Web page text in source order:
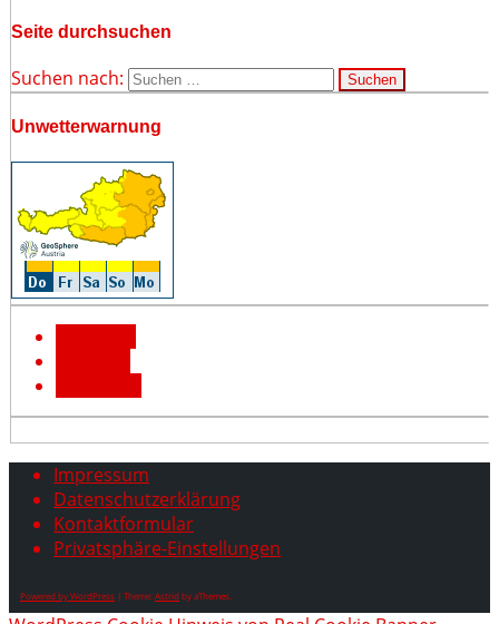
Seite durchsuchen
Suchen nach:
Unwetterwarnung
Impressum
Datenschutzerklärung
Kontaktformular
Privatsphäre-Einstellungen
Powered by WordPress | Theme:Astridby aThemes.